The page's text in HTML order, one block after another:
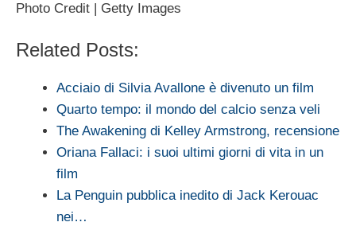
Photo Credit | Getty Images
Related Posts:
Acciaio di Silvia Avallone è divenuto un film
Quarto tempo: il mondo del calcio senza veli
The Awakening di Kelley Armstrong, recensione
Oriana Fallaci: i suoi ultimi giorni di vita in un
film
La Penguin pubblica inedito di Jack Kerouac
nei…